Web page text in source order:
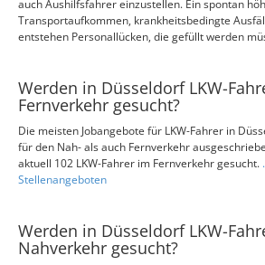
auch Aushilfsfahrer einzustellen. Ein spontan
Transportaufkommen, krankheitsbedingte
entstehen Personallücken, die gefüllt werden
Werden in Düsseldorf LKW-
Fernverkehr gesucht?
Die meisten Jobangebote für LKW-Fahrer in
für den Nah- als auch Fernverkehr
aktuell 102 LKW-Fahrer im Fernverkehr gesucht.
Stellenangeboten
Werden in Düsseldorf LKW-
Nahverkehr gesucht?